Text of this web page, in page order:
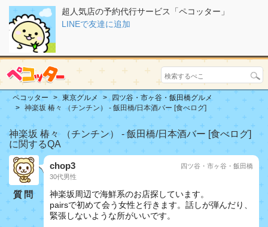
超人気店の予約代行サービス「ペコッター」
LINEで友達に追加
ペコッター 東京グルメ
四ツ谷・市ヶ谷・飯田橋グルメ
神楽坂 椿々 （チンチン） - 飯田橋/日本酒バー [食べログ]
神楽坂 椿々 （チンチン） - 飯田橋/日本酒バー [食べログ]
に関するQA
質問
chop3
30代男性
四ツ谷・市ヶ谷・飯田橋
神楽坂周辺で海鮮系のお店探しています。
pairsで初めて会う女性と行きます。話しが弾んだり、
緊張しないような所がいいです。